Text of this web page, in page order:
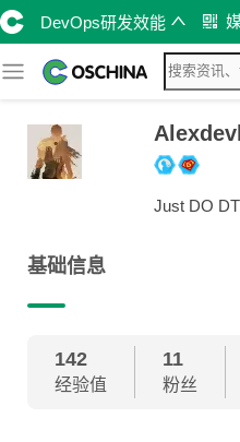
DevOps研发效能
Just DO
基础信息
142
经验值
11
粉丝